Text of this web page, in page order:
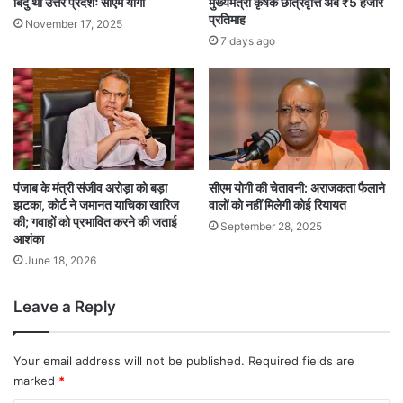
November 17, 2025
प्रतिमाह
7 days ago
पंजाब के मंत्री संजीव अरोड़ा को बड़ा
झटका, कोर्ट ने जमानत याचिका खारिज
की; गवाहों को प्रभावित करने की जताई
आशंका
June 18, 2026
सीएम योगी की चेतावनी: अराजकता फैलाने
वालों को नहीं मिलेगी कोई रियायत
September 28, 2025
Leave a Reply
Your email address will not be published. Required fields are
marked *